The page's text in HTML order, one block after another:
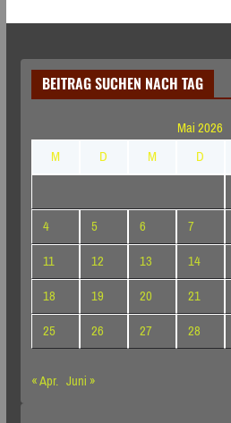
BEITRAG SUCHEN NACH TAG
Mai 2026
M
D M D
4
5 6 7
11
12 13 14
18
19 20 21
25
26 27 28
« Apr. Juni »